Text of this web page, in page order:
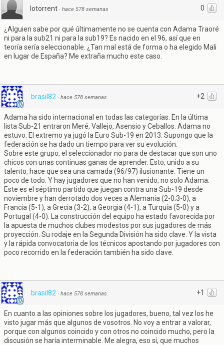
0
lotorrent · hace 578 semanas
¿Alguien sabe por qué últimamente no se cuenta con Adama Traoré
ni para la sub21 ni para la sub19? Es nacido en el 96, así que en
teoría sería seleccionable. ¿Tan mal está de forma o ha elegido Mali
en lugar de España? Me extraña mucho este caso.
+2
brasil82 · hace 578 semanas
Adama ha sido internacional en todas las categorías. En la última
lista Sub-21 entraron Meré, Vallejo, Asensio y Ceballos. Adama no
estuvo. El extremo ya jugó la Euro Sub-19 en 2013. Supongo que la
federación se ha dado un tiempo para ver su evolución.
Sobre este grupo, el seleccionador no para de destacar que son uno
chicos con unas continuas ganas de aprender. Esto, unido a su
talento, hace que sea una camada (96/97) ilusionante. Tiene un
poco de todo. Y hay jugadores que no han venido, no solo Adama.
Este es el séptimo partido que juegan contra una Sub-19 desde
noviembre y han derrotado dos veces a Alemania (2-0;3-0), a
Francia (5-1), a Grecia (3-2), a Georgia (4-1), a Turquía (5-0) y a
Portugal (4-0). La construcción del equipo ha estado favorecida por
la apuesta de muchos clubes modestos por sus jugadores de más
proyección. Su rodaje en la Segunda División ha sido clave. Y la vista
y la rápida convocatoria de los técnicos apostando por jugadores con
poco recorrido en la federación también ha sido clave.
+1
brasil82 · hace 578 semanas
En cuanto a las opiniones sobre los jugadores, bueno, tal vez los he
visto jugar más que algunos de vosotros. No voy a entrar a valorar,
porque con algunos coincido y con otros no coincido mucho, pero la
discusión se haría interminable. Me alegra, eso sí, que muchos